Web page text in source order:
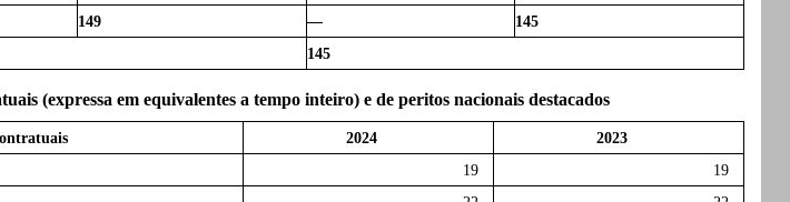
149 —
145
145
(expressa em equivalentes a tempo inteiro) e de peritos nacionais destacados
2024
2023
19
19